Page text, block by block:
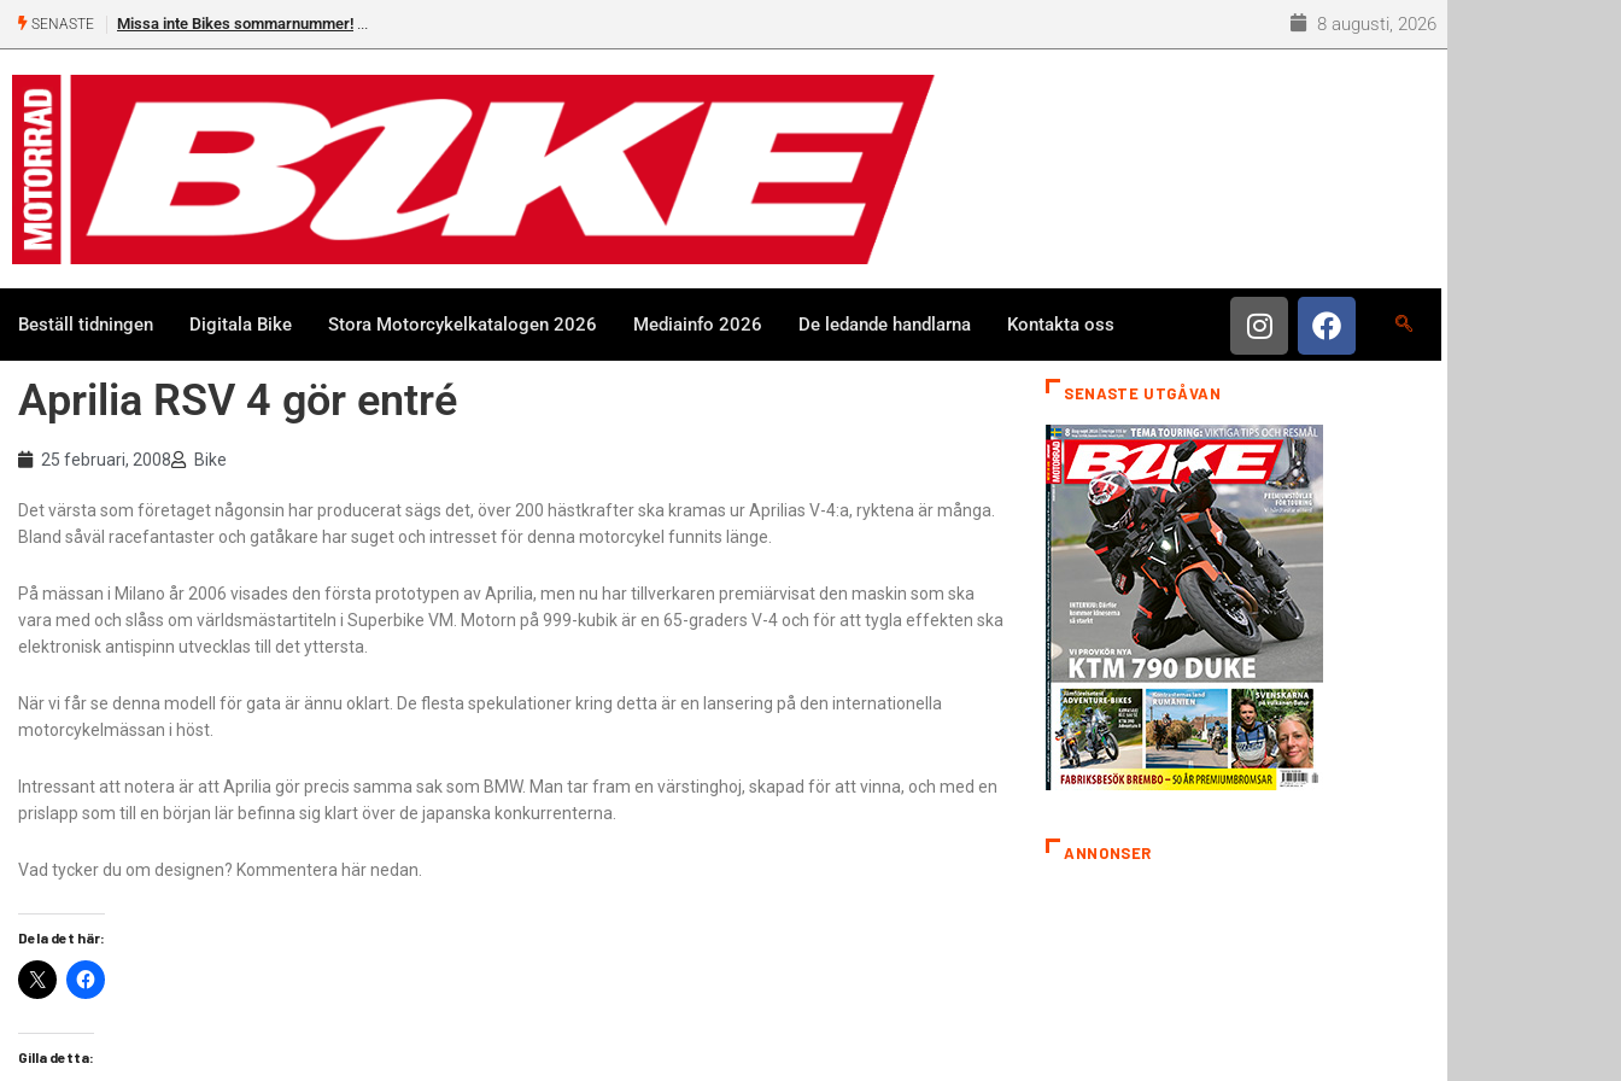
SENASTE Missa inte Bikes sommarnummer! 8 augusti, 2026
Beställ tidningen Digitala Bike Stora Motorcykelkatalogen 2026 Mediainfo 2026 De ledande handlarna Kontakta oss
Aprilia RSV 4 gör entré
25 februari, 2008 Bike
Det värsta som företaget någonsin har producerat sägs det, över 200 hästkrafter ska kramas ur Aprilias V-4:a, ryktena är många.
Bland såväl racefantaster och gatåkare har suget och intresset för denna motorcykel funnits länge.
På mässan i Milano år 2006 visades den första prototypen av Aprilia, men nu har tillverkaren premiärvisat den maskin som ska
vara med och slåss om världsmästartiteln i Superbike VM. Motorn på 999-kubik är en 65-graders V-4 och för att tygla effekten ska
elektronisk antispinn utvecklas till det yttersta.
När vi får se denna modell för gata är ännu oklart. De flesta spekulationer kring detta är en lansering på den internationella
motorcykelmässan i höst.
Intressant att notera är att Aprilia gör precis samma sak som BMW. Man tar fram en värstinghoj, skapad för att vinna, och med en
prislapp som till en början lär befinna sig klart över de japanska konkurrenterna.
Vad tycker du om designen? Kommentera här nedan.
Dela det här:
Gilla detta:
SENASTE UTGÅVAN
ANNONSER